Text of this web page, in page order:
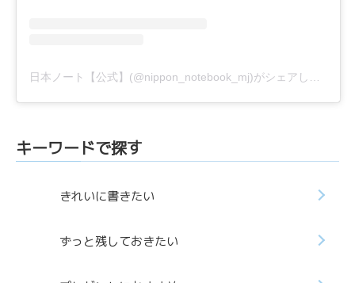
キーワードで探す
きれいに書きたい
ずっと残しておきたい